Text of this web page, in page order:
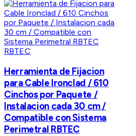
RBTEC
Herramienta de Fijacion
para Cable Ironclad / 610
Cinchos por Paquete /
Instalacion cada 30 cm /
Compatible con Sistema
Perimetral RBTEC